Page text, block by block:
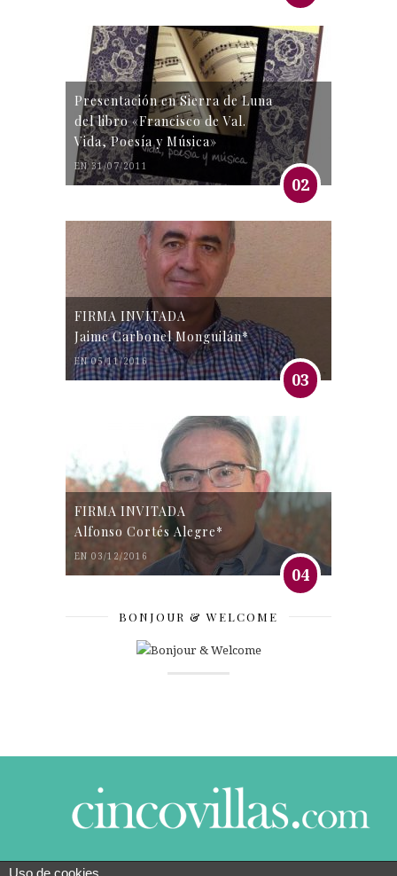
Presentación en Sierra de Luna
del libro «Francisco de Val.
Vida, Poesía y Música»
EN 31/07/2011
02
FIRMA INVITADA
Jaime Carbonel Monguilán*
EN 05/11/2016
03
FIRMA INVITADA
Alfonso Cortés Alegre*
EN 03/12/2016
04
BONJOUR & WELCOME
Uso de cookies